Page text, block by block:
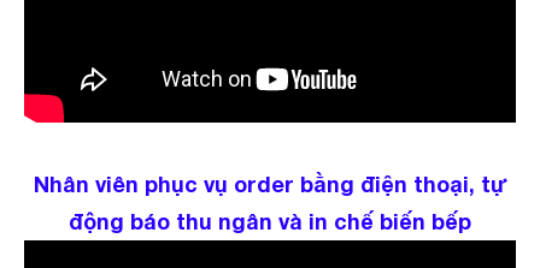
Nhân viên phục vụ order bằng điện thoại, tự
động báo thu ngân và in chế biến bếp